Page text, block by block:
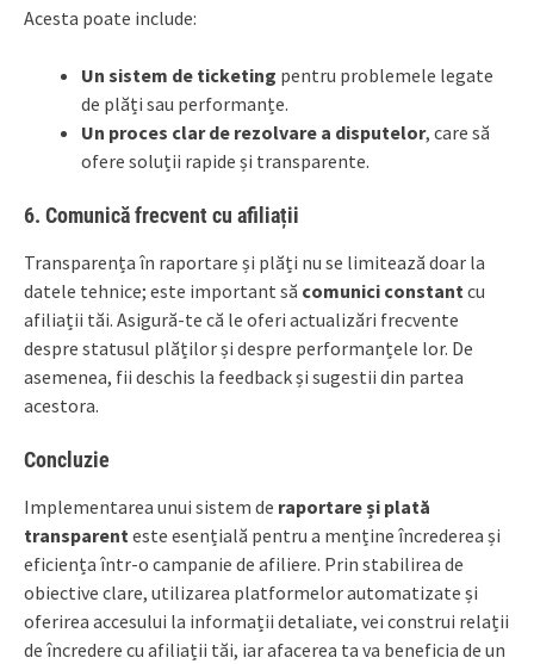
Acesta poate include:
Un sistem de ticketing pentru problemele legate
de plăți sau performanțe.
Un proces clar de rezolvare a disputelor, care să
ofere soluții rapide și transparente.
6. Comunică frecvent cu afiliații
Transparența în raportare și plăți nu se limitează doar la
datele tehnice; este important să comunici constant cu
afiliații tăi. Asigură-te că le oferi actualizări frecvente
despre statusul plăților și despre performanțele lor. De
asemenea, fii deschis la feedback și sugestii din partea
acestora.
Concluzie
Implementarea unui sistem de raportare și plată
transparent este esențială pentru a menține încrederea și
eficiența într-o campanie de afiliere. Prin stabilirea de
obiective clare, utilizarea platformelor automatizate și
oferirea accesului la informații detaliate, vei construi relații
de încredere cu afiliații tăi, iar afacerea ta va beneficia de un